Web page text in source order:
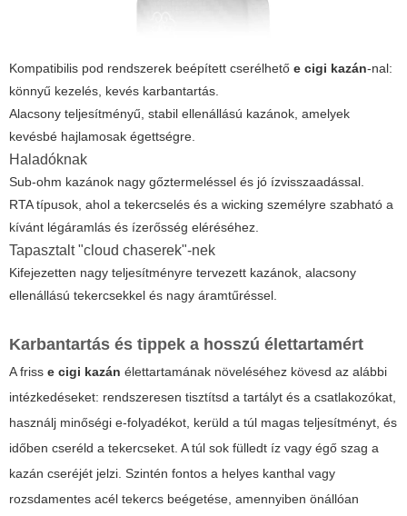
Kompatibilis pod rendszerek beépített cserélhető e cigi kazán-nal:
könnyű kezelés, kevés karbantartás.
Alacsony teljesítményű, stabil ellenállású kazánok, amelyek
kevésbé hajlamosak égettségre.
Haladóknak
Sub-ohm kazánok nagy gőztermeléssel és jó ízvisszaadással.
RTA típusok, ahol a tekercselés és a wicking személyre szabható a
kívánt légáramlás és ízerősség eléréséhez.
Tapasztalt "cloud chaserek"-nek
Kifejezetten nagy teljesítményre tervezett kazánok, alacsony
ellenállású tekercsekkel és nagy áramtűréssel.
Karbantartás és tippek a hosszú élettartamért
A friss e cigi kazán élettartamának növeléséhez kövesd az alábbi
intézkedéseket: rendszeresen tisztítsd a tartályt és a csatlakozókat,
használj minőségi e-folyadékot, kerüld a túl magas teljesítményt, és
időben cseréld a tekercseket. A túl sok fülledt íz vagy égő szag a
kazán cseréjét jelzi. Szintén fontos a helyes kanthal vagy
rozsdamentes acél tekercs beégetése, amennyiben önállóan